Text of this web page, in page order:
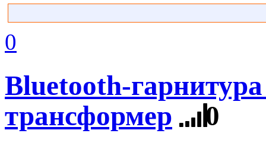
0
Bluetooth-
трансформер
0